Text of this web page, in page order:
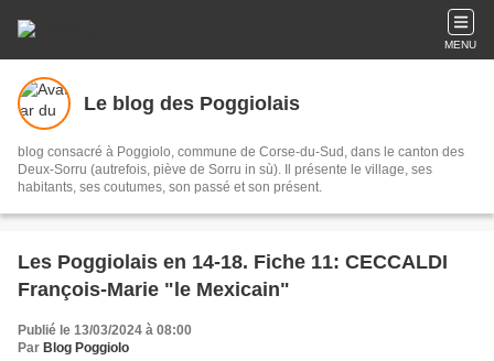
MENU
Le blog des Poggiolais
blog consacré à Poggiolo, commune de Corse-du-Sud, dans le canton des
Deux-Sorru (autrefois, piève de Sorru in sù). Il présente le village, ses
habitants, ses coutumes, son passé et son présent.
Les Poggiolais en 14-18. Fiche 11: CECCALDI
François-Marie "le Mexicain"
Publié le 13/03/2024 à 08:00
Par Blog Poggiolo